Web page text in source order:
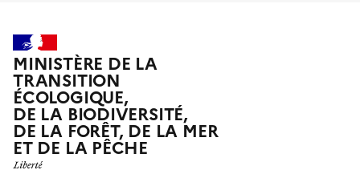
MINISTÈRE DE LA
TRANSITION
ÉCOLOGIQUE,
DE LA BIODIVERSITÉ,
DE LA FORÊT, DE LA MER
ET DE LA PÊCHE